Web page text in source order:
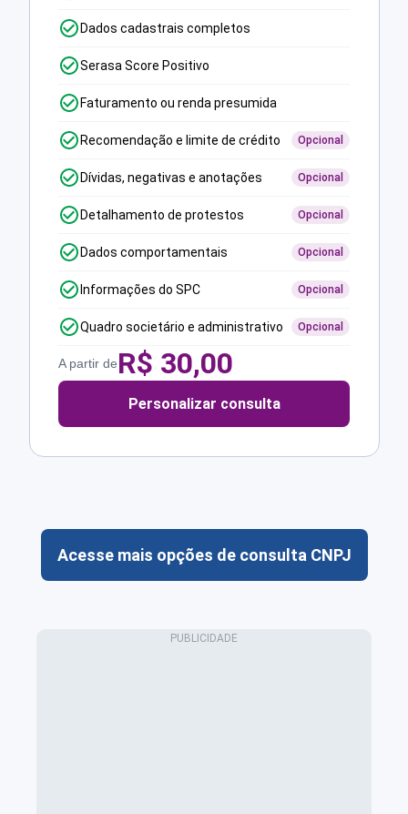
Dados cadastrais completos
Serasa Score Positivo
Faturamento ou renda presumida
Recomendação e limite de crédito Opcional
Dívidas, negativas e anotações Opcional
Detalhamento de protestos Opcional
Dados comportamentais Opcional
Informações do SPC Opcional
Quadro societário e administrativo Opcional
A partir deR$ 30,00
Personalizar consulta
Acesse mais opções de consulta CNPJ